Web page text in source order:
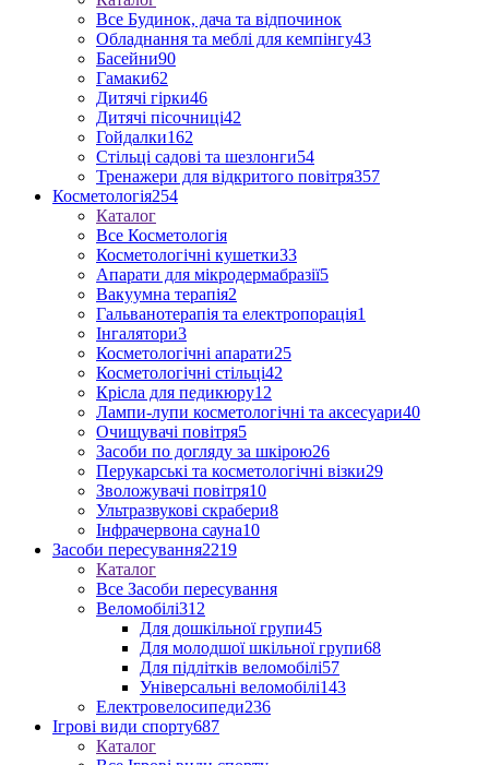
Все Будинок, дача та відпочинок
Обладнання та меблі для кемпінгу43
Басейни90
Гамаки62
Дитячі гірки46
Дитячі пісочниці42
Гойдалки162
Стільці садові та шезлонги54
Тренажери для відкритого повітря357
Косметологія254
Каталог
Все Косметологія
Косметологічні кушетки33
Апарати для мікродермабразії5
Вакуумна терапія2
Гальванотерапія та електропорація1
Інгалятори3
Косметологічні апарати25
Косметологічні стільці42
Крісла для педикюру12
Лампи-лупи косметологічні та аксесуари40
Очищувачі повітря5
Засоби по догляду за шкірою26
Перукарські та косметологічні візки29
Зволожувачі повітря10
Ультразвукові скрабери8
Інфрачервона сауна10
Засоби пересування2219
Каталог
Все Засоби пересування
Веломобілі312
Для дошкільної групи45
Для молодшої шкільної групи68
Для підлітків веломобілі57
Універсальні веломобілі143
Електровелосипеди236
Ігрові види спорту687
Каталог